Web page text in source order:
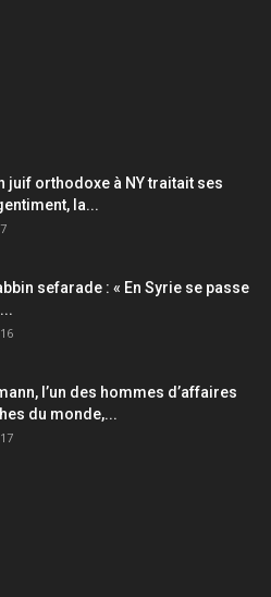
juif orthodoxe à NY traitait ses
la...
sefarade : « En Syrie se passe
l’un des hommes d’affaires
du monde,...